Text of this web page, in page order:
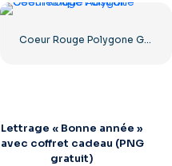
Coeur Rouge Polygone Géométrique Abstrait
Lettrage « Bonne année »
avec coffret cadeau (PNG
gratuit)